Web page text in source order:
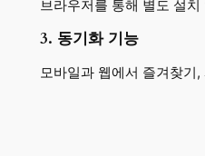
브라우저를 통해 별도 설치
3. 동기화 기능
모바일과 웹에서 즐겨찾기